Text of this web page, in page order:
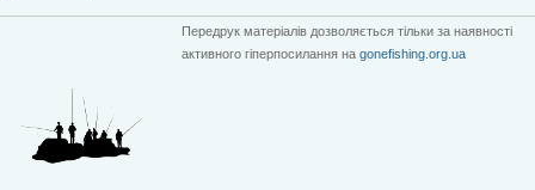
Передрук матеріалів дозволяється тільки за наявності
активного гіперпосилання на gonefishing.org.ua